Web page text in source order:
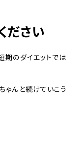
ださい
期のダイエットでは
ゃんと続けていこう